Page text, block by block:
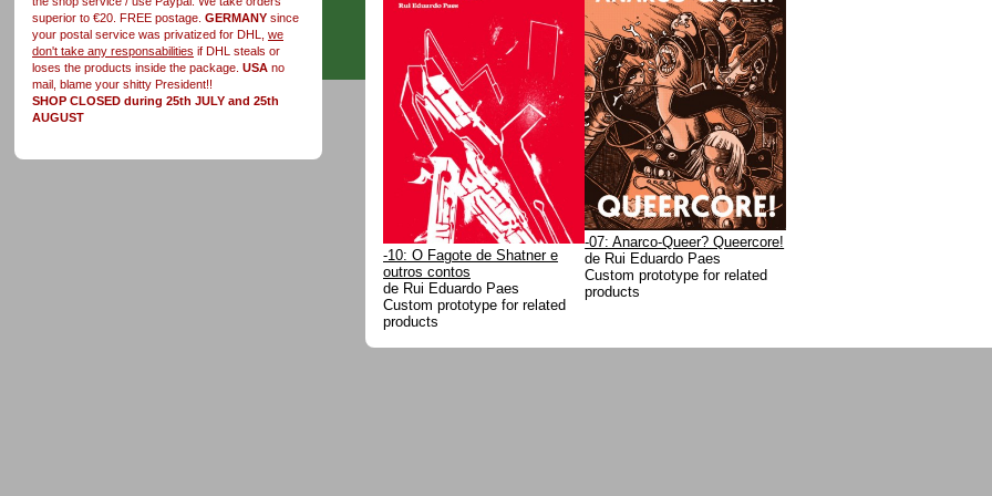
superior to €20. FREE postage. GERMANY since
your postal service was privatized for DHL, we
don't take any responsabilities if DHL steals or
loses the products inside the package. USA no
mail, blame your shitty President!!
SHOP CLOSED during 25th JULY and 25th
AUGUST
-10: O Fagote de Shatner e
outros contos
de Rui Eduardo Paes
Custom prototype for related
products
-07: Anarco-Queer? Queercore!
de Rui Eduardo Paes
Custom prototype for related
products